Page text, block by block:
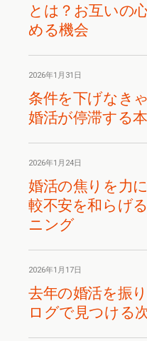
とは？お互いの
める機会
2026年1月31日
条件を下げなき
婚活が停滞する
2026年1月24日
婚活の焦りを力
較不安を和らげ
ニング
2026年1月17日
去年の婚活を振
ログで見つける